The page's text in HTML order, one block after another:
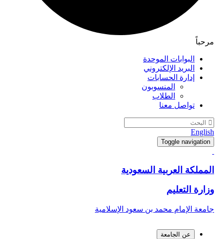
مرحباً
البوابات الموحدة
البريد الإلكتروني
إدارة الحسابات
المنسوبون
الطلاب
تواصل معنا
English
Toggle navigation
المملكة العربية السعودية
وزارة التعليم
جامعة الإمام محمد بن سعود الإسلامية
عن الجامعة